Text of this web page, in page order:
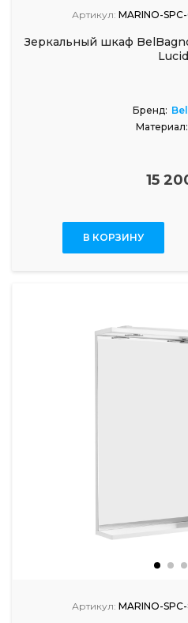
Артикул: MARINO-
Зеркальный шкаф
Бренд:
Материал:
15
В КОРЗИНУ
Артикул: MARINO-